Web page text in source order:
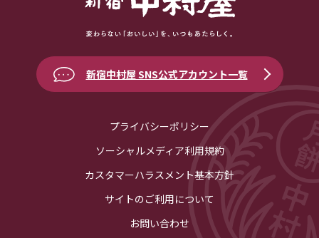
新宿中村屋 SNS公式アカウント一覧
プライバシーポリシー
ソーシャルメディア利用規約
カスタマーハラスメント基本方針
サイトのご利用について
お問い合わせ